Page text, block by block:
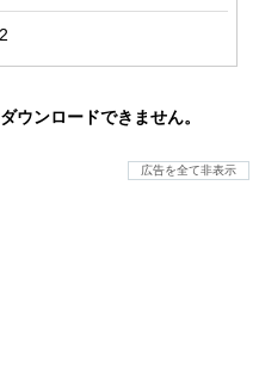
ウンロードできません。
広告を全て非表示